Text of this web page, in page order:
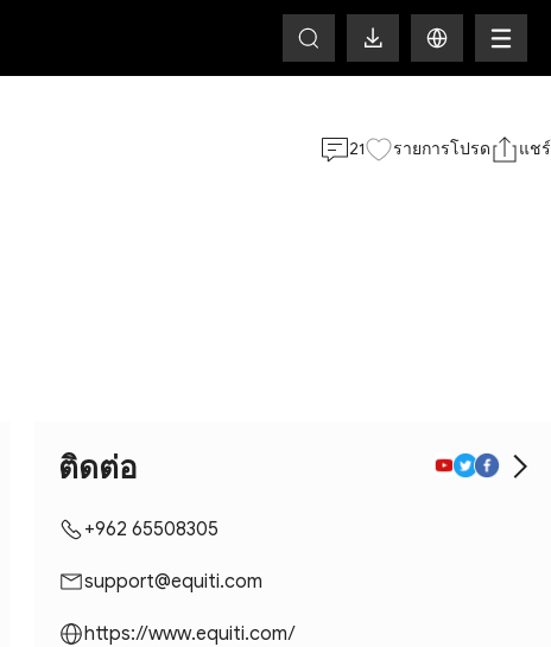
21 รายการโปรด แชร์
ติดต่อ
+962 65508305
support@equiti.com
https://www.equiti.com/